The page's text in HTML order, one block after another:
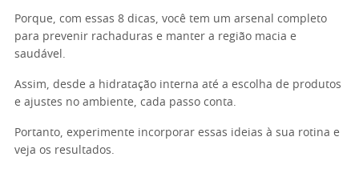
Porque, com essas 8 dicas, você tem um arsenal completo
para prevenir rachaduras e manter a região macia e
saudável.
Assim, desde a hidratação interna até a escolha de produtos
e ajustes no ambiente, cada passo conta.
Portanto, experimente incorporar essas ideias à sua rotina e
veja os resultados.